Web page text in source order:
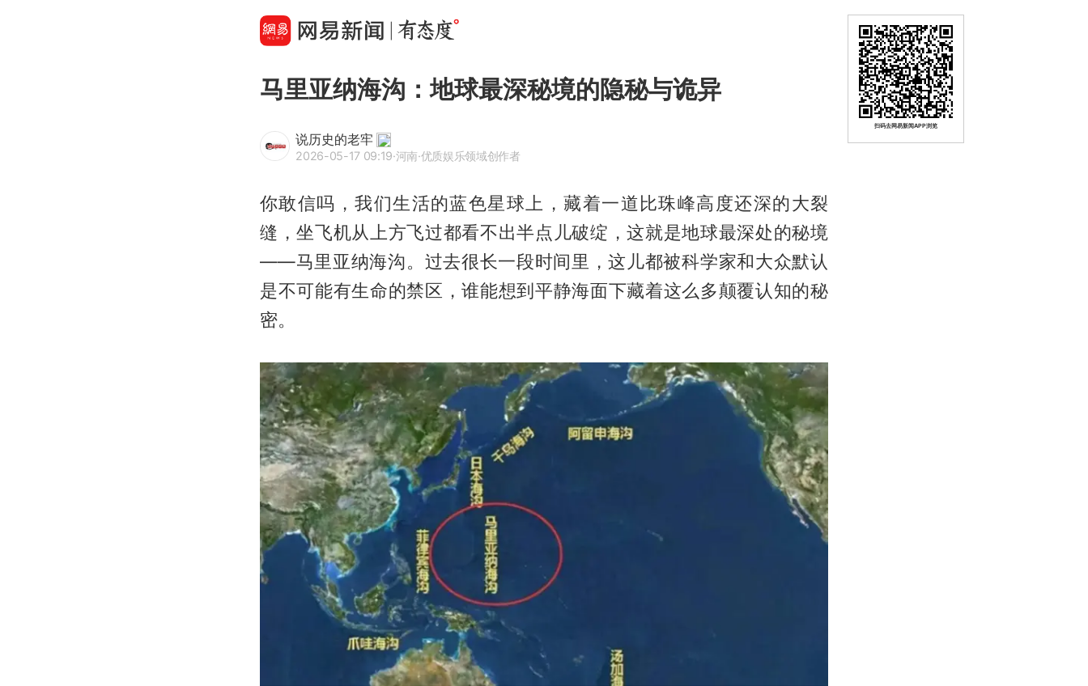
马里亚纳海沟：地球最深秘境的隐秘与诡异​
说历史的老牢
2026-05-17 09:19·河南·优质娱乐领域创作者
你敢信吗，我们生活的蓝色星球上，藏着一道比珠峰高度还深的大裂
缝，坐飞机从上方飞过都看不出半点儿破绽，这就是地球最深处的秘境
——马里亚纳海沟。过去很长一段时间里，这儿都被科学家和大众默认
是不可能有生命的禁区，谁能想到平静海面下藏着这么多颠覆认知的秘
密。
扫码去网易新闻APP浏览